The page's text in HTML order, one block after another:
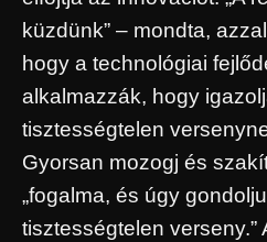
küzdünk” – mondta,
hogy a technológiai
alkalmazzák, hogy
tisztességtelen
Gyorsan mozogj és
„fogalma, és úgy
tisztességtelen verseny.”